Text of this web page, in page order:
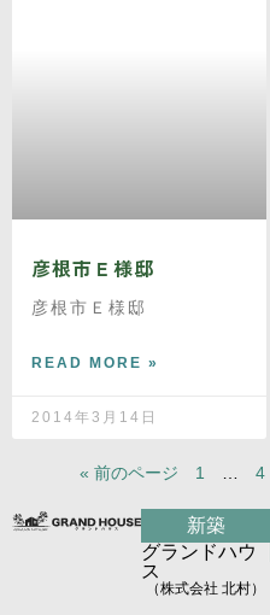
彦根市Ｅ様邸
彦根市Ｅ様邸
READ MORE »
2014年3月14日
« 前のページ 1 … 4
新築
グランドハウ
ス
（株式会社 北村）